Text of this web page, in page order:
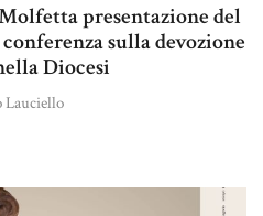
presentazione del
sulla devozione
Diocesi
Lauciello